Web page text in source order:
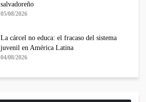
salvadoreño
05/08/2026
La cárcel no educa: el fracaso del sistema
juvenil en América Latina
04/08/2026